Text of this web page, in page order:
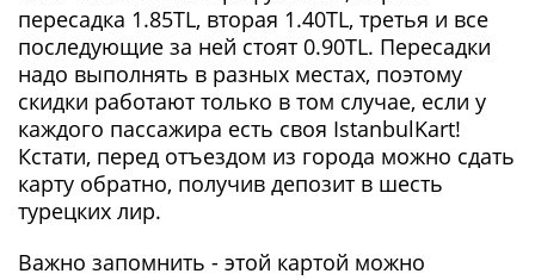
пересадка 1.85TL, вторая 1.40TL, третья и все
последующие за ней стоят 0.90TL. Пересадки
надо выполнять в разных местах, поэтому
скидки работают только в том случае, если у
каждого пассажира есть своя IstanbulKart!
Кстати, перед отъездом из города можно сдать
карту обратно, получив депозит в шесть
турецких лир.
Важно запомнить - этой картой можно